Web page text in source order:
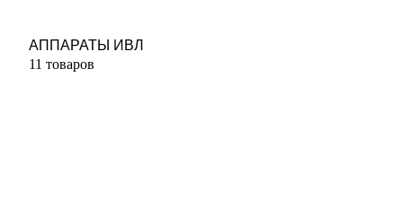
АППАРАТЫ ИВЛ
11 товаров